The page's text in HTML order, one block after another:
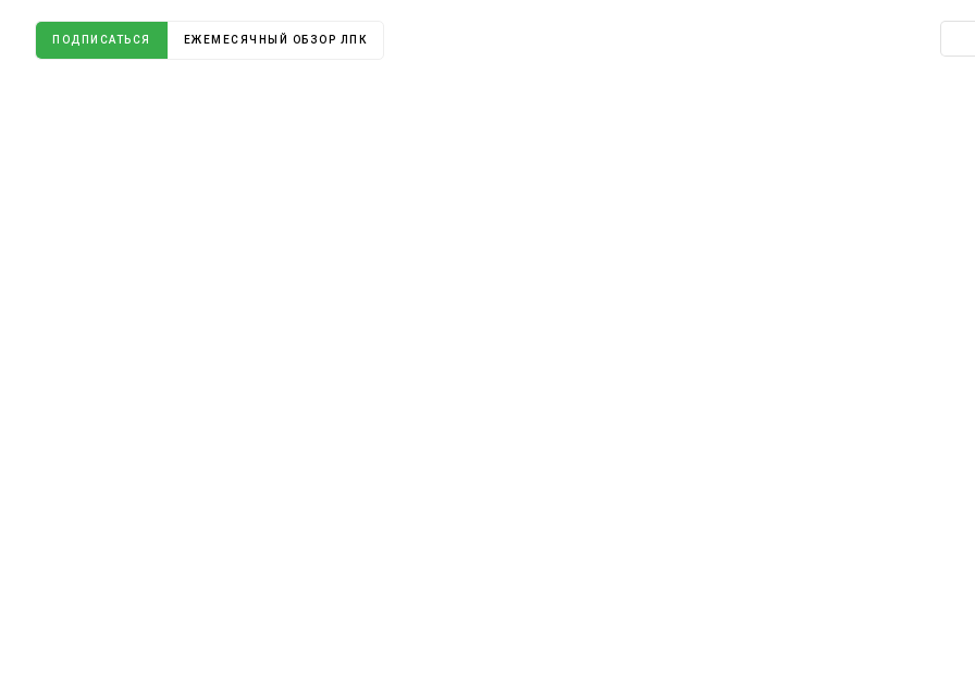
ПОДПИСАТЬСЯ ЕЖЕМЕСЯЧНЫЙ ОБЗОР ЛПК